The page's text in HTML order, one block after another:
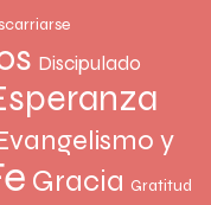
Discipulado
y
Gracia Gratitud